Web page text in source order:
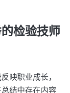
检验技师
映职业成长，
结中存在内容